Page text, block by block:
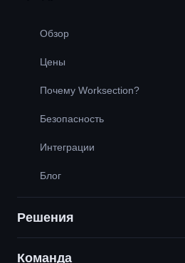
Обзор
Цены
Почему Worksection?
Безопасность
Интеграции
Блог
Решения
Digital-маркетинговые агентства
Команда